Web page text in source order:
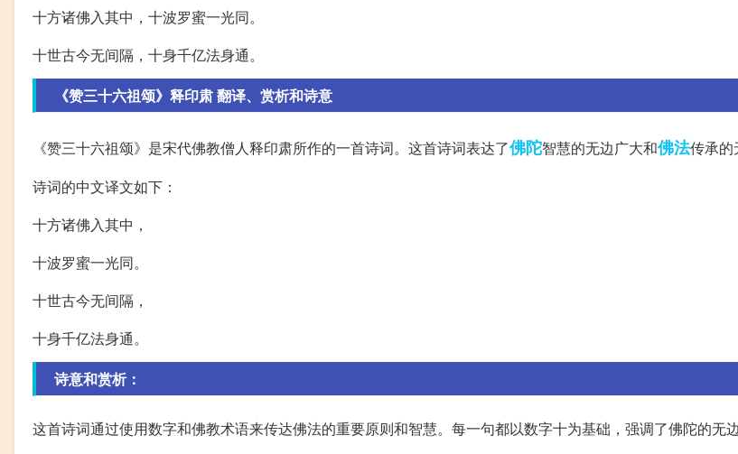
十方诸佛入其中，十波罗蜜一光同。
十世古今无间隔，十身千亿法身通。
《赞三十六祖颂》释印肃 翻译、赏析和诗意
《赞三十六祖颂》是宋代佛教僧人释印肃所作的一首诗词。这首诗词表达了佛陀智慧的无边广大和佛法传承的
诗词的中文译文如下：
十方诸佛入其中，
十波罗蜜一光同。
十世古今无间隔，
十身千亿法身通。
诗意和赏析：
这首诗词通过使用数字和佛教术语来传达佛法的重要原则和智慧。每一句都以数字十为基础，强调了佛陀的无